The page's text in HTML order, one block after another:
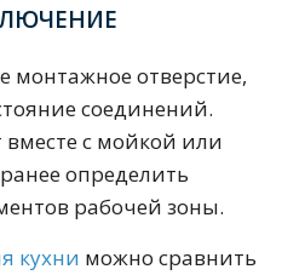
монтажное отверстие,
соединений.
с мойкой или
определить
рабочей зоны.
кухни можно сравнить